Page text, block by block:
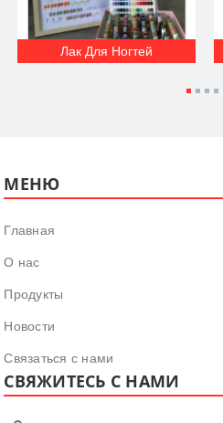
Лак Для Ногтей
МЕНЮ
Главная
О нас
Продукты
Новости
Связаться с нами
СВЯЖИТЕСЬ С НАМИ